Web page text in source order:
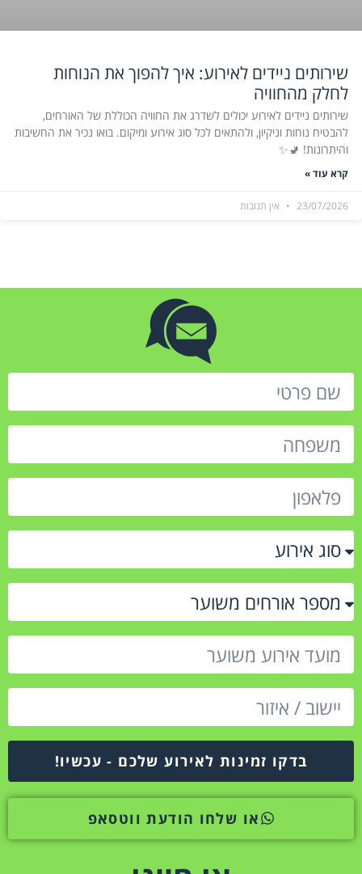
שירותים ניידים לאירוע: איך להפוך את הנוחות
לחלק מהחוויה
שירותים ניידים לאירוע יכולים לשדרג את החוויה הכוללת של האורחים,
להבטיח נוחות וניקיון, ולהתאים לכל סוג אירוע ומיקום. בואו נכיר את החשיבות
והיתרונות! 🚽✨
קרא עוד »
23/07/2026 אין תגובות
בדקו זמינות לאירוע שלכם - עכשיו!
או שלחו הודעת ווטסאפ